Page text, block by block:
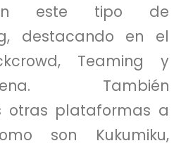
este tipo de
destacando en el
Teaming y
También
otras plataformas a
son Kukumiku,